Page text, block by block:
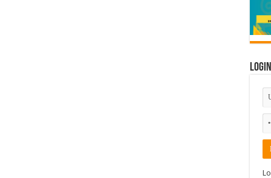
Login